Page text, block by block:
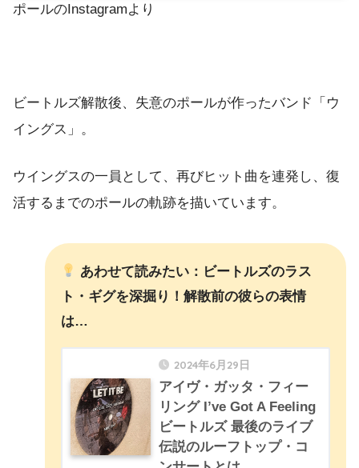
ポールのInstagramより
ビートルズ解散後、失意のポールが作ったバンド「ウ
イングス」。
ウイングスの一員として、再びヒット曲を連発し、復
活するまでのポールの軌跡を描いています。
あわせて読みたい：ビートルズのラス
ト・ギグを深掘り！解散前の彼らの表情
は…
2024年6月29日
アイヴ・ガッタ・フィー
リング I’ve Got A Feeling
ビートルズ 最後のライブ
伝説のルーフトップ・コ